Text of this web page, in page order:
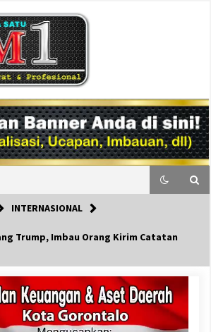
DM1
INTERNASIONAL
Trump, Imbau Orang Kirim Catatan